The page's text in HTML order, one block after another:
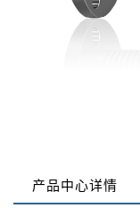
产品中心详情